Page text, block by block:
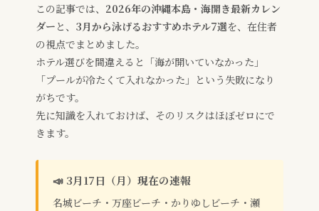
この記事では、 2026年の沖縄本島・海開き最新カレン
ダー と、 3月から泳げるおすすめホテル7選を、在住者
の視点でまとめました。
ホテル選びを間違えると「海が開いていなかった」
「プールが冷たくて入れなかった」という失敗になり
がちです。
先に知識を入れておけば、そのリスクはほぼゼロにで
きます。
📣 3月17日（月）現在の速報
名城ビーチ・万座ビーチ・かりゆしビーチ・瀬